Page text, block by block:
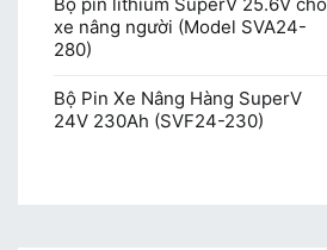
xe nâng người (Model SVA24-
280)
Bộ Pin Xe Nâng Hàng SuperV
24V 230Ah (SVF24-230)